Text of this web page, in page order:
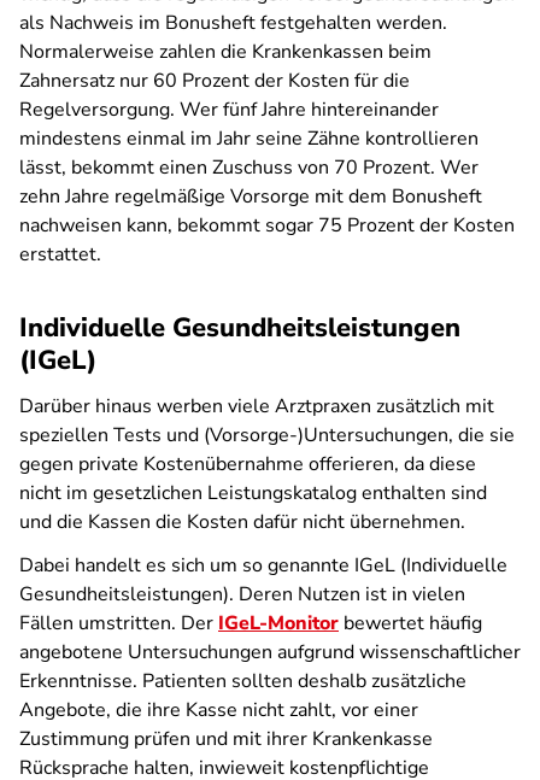
als Nachweis im Bonusheft festgehalten werden.
Normalerweise zahlen die Krankenkassen beim
Zahnersatz nur 60 Prozent der Kosten für die
Regelversorgung. Wer fünf Jahre hintereinander
mindestens einmal im Jahr seine Zähne kontrollieren
lässt, bekommt einen Zuschuss von 70 Prozent. Wer
zehn Jahre regelmäßige Vorsorge mit dem Bonusheft
nachweisen kann, bekommt sogar 75 Prozent der Kosten
erstattet.
Individuelle Gesundheitsleistungen
(IGeL)
Darüber hinaus werben viele Arztpraxen zusätzlich mit
speziellen Tests und (Vorsorge-)Untersuchungen, die sie
gegen private Kostenübernahme offerieren, da diese
nicht im gesetzlichen Leistungskatalog enthalten sind
und die Kassen die Kosten dafür nicht übernehmen.
Dabei handelt es sich um so genannte IGeL (Individuelle
Gesundheitsleistungen). Deren Nutzen ist in vielen
Fällen umstritten. Der IGeL-Monitor bewertet häufig
angebotene Untersuchungen aufgrund wissenschaftlicher
Erkenntnisse. Patienten sollten deshalb zusätzliche
Angebote, die ihre Kasse nicht zahlt, vor einer
Zustimmung prüfen und mit ihrer Krankenkasse
Rücksprache halten, inwieweit kostenpflichtige